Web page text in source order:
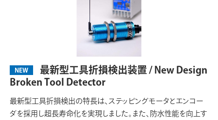
NEW
最新型工具折損検出装置 / New Design
Broken Tool Detector
最新型工具折損検出の特長は、ステッピングモータとエンコー
ダを採用し超長寿命化を実現しました。また、防水性能を向上す